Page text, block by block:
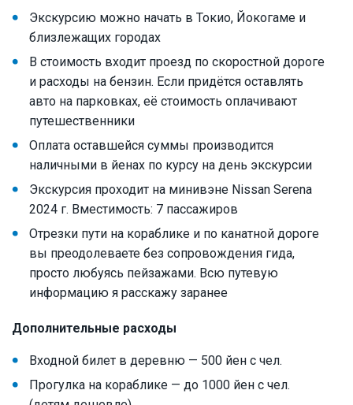
Экскурсию можно начать в Токио, Йокогаме и
близлежащих городах
В стоимость входит проезд по скоростной дороге
и расходы на бензин. Если придётся оставлять
авто на парковках, её стоимость оплачивают
путешественники
Оплата оставшейся суммы производится
наличными в йенах по курсу на день экскурсии
Экскурсия проходит на минивэне Nissan Serena
2024 г. Вместимость: 7 пассажиров
Отрезки пути на кораблике и по канатной дороге
вы преодолеваете без сопровождения гида,
просто любуясь пейзажами. Всю путевую
информацию я расскажу заранее
Дополнительные расходы
Входной билет в деревню — 500 йен с чел.
Прогулка на кораблике — до 1000 йен с чел.